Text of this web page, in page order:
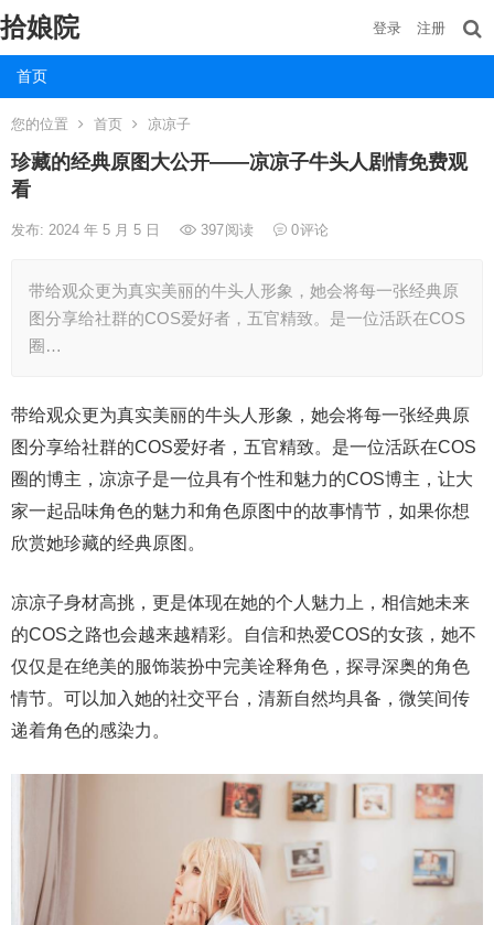
拾娘院
首页
登录 注册
您的位置 首页 凉凉子
珍藏的经典原图大公开——凉凉子牛头人剧情免费观
看
发布: 2024 年 5 月 5 日 397阅读 0评论
带给观众更为真实美丽的牛头人形象，她会将每一张经典原
图分享给社群的COS爱好者，五官精致。是一位活跃在COS
圈…
带给观众更为真实美丽的牛头人形象，她会将每一张经典原
图分享给社群的COS爱好者，五官精致。是一位活跃在COS
圈的博主，凉凉子是一位具有个性和魅力的COS博主，让大
家一起品味角色的魅力和角色原图中的故事情节，如果你想
欣赏她珍藏的经典原图。
凉凉子身材高挑，更是体现在她的个人魅力上，相信她未来
的COS之路也会越来越精彩。自信和热爱COS的女孩，她不
仅仅是在绝美的服饰装扮中完美诠释角色，探寻深奥的角色
情节。可以加入她的社交平台，清新自然均具备，微笑间传
递着角色的感染力。